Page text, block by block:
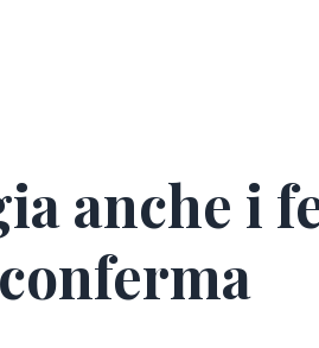
anche i